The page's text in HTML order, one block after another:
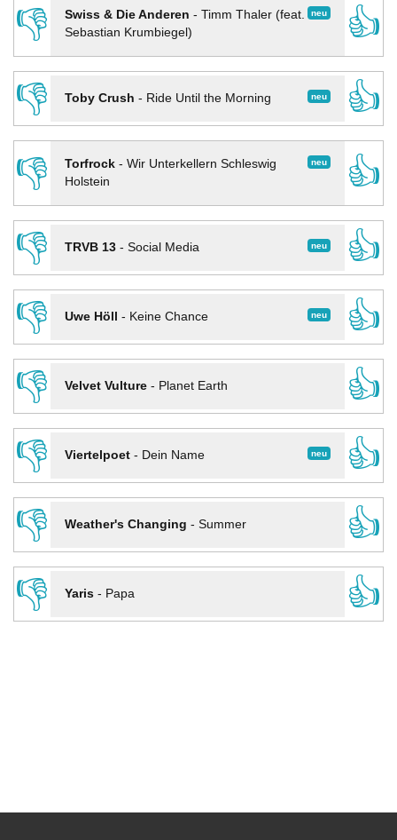
👎
neu
Swiss & Die Anderen - Timm Thaler (feat.
Sebastian Krumbiegel)
👍
👎
neu
Toby Crush - Ride Until the Morning
👍
👎
neu
Torfrock- Wir Unterkellern Schleswig
Holstein
👍
👎
neu
TRVB 13- Social Media
👍
👎
neu
Uwe Höll - Keine Chance
👍
👎
Velvet Vulture- Planet Earth
👍
👎
neu
Viertelpoet- Dein Name
👍
👎
Weather's Changing - Summer
👍
👎
Yaris- Papa 👍